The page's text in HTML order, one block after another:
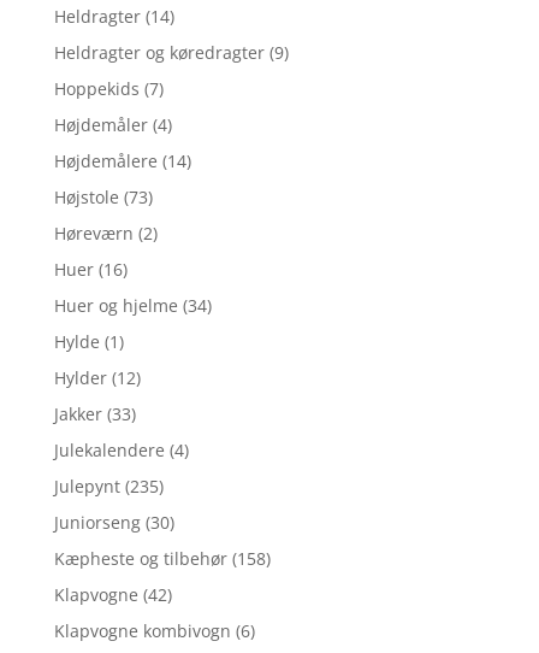
Heldragter (14)
Heldragter og køredragter (9)
Hoppekids (7)
Højdemåler (4)
Højdemålere (14)
Højstole (73)
Høreværn (2)
Huer (16)
Huer og hjelme (34)
Hylde (1)
Hylder (12)
Jakker (33)
Julekalendere (4)
Julepynt (235)
Juniorseng (30)
Kæpheste og tilbehør (158)
Klapvogne (42)
Klapvogne kombivogn (6)